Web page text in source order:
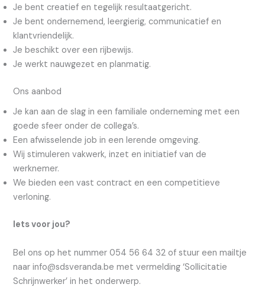
Je bent creatief en tegelijk resultaatgericht.
Je bent ondernemend, leergierig, communicatief en
klantvriendelijk.
Je beschikt over een rijbewijs.
Je werkt nauwgezet en planmatig.
Ons aanbod
Je kan aan de slag in een familiale onderneming met een
goede sfeer onder de collega’s.
Een afwisselende job in een lerende omgeving.
Wij stimuleren vakwerk, inzet en initiatief van de
werknemer.
We bieden een vast contract en een competitieve
verloning.
Iets voor jou?
Bel ons op het nummer 054 56 64 32 of stuur een mailtje
naar info@sdsveranda.be met vermelding ‘Sollicitatie
Schrijnwerker’ in het onderwerp.